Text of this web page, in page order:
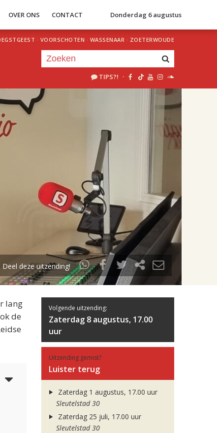
OVER ONS CONTACT Donderdag 6 augustus
· VOORSCHOTEN · WASSENAAR · ZOETERWOUDE
TIPS?! ·
uur 1 van 2
Volgend uur
Deel deze uitzending!
lang
de
Volgende uitzending:
Zaterdag 8 augustus, 17.00
uur
Uitzending gemist?
Luister terug
Zaterdag 1 augustus, 17.00 uur
Sleutelstad 30
Zaterdag 25 juli, 17.00 uur
Sleutelstad 30